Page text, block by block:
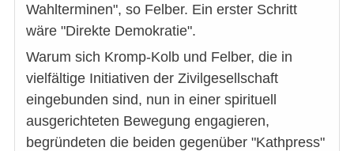
Wahlterminen", so Felber. Ein erster Schritt
wäre "Direkte Demokratie".
Warum sich Kromp-Kolb und Felber, die in
vielfältige Initiativen der Zivilgesellschaft
eingebunden sind, nun in einer spirituell
ausgerichteten Bewegung engagieren,
begründeten die beiden gegenüber "Kathpress"